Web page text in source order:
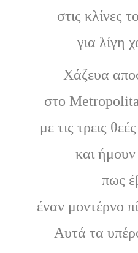
στις κλίνες
για λίγη
Χάζευα
στο
με τις τρεις
και ήμουν
πως
έναν μοντέρνο
Αυτά τα